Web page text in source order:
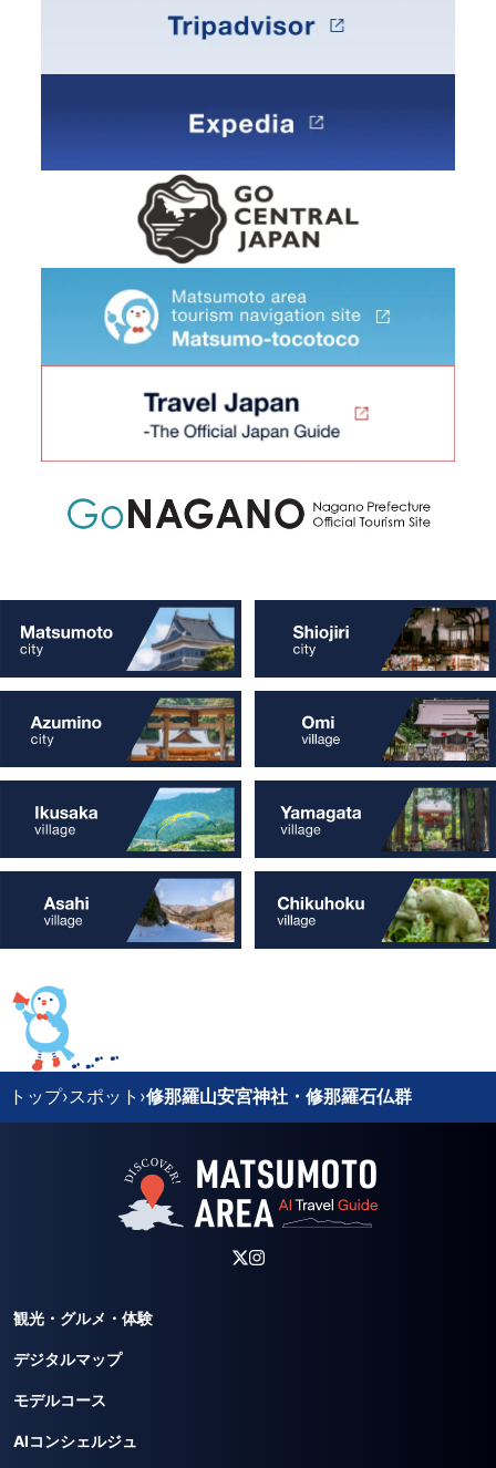
トップ›スポット ›修那羅山安宮神社・修那羅石仏群
観光・グルメ・体験
デジタルマップ
モデルコース
AIコンシェルジュ